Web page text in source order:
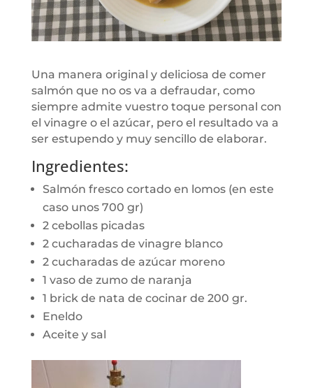
Una manera original y deliciosa de comer
salmón que no os va a defraudar, como
siempre admite vuestro toque personal con
el vinagre o el azúcar, pero el resultado va a
ser estupendo y muy sencillo de elaborar.
Ingredientes:
Salmón fresco cortado en lomos (en este
caso unos 700 gr)
2 cebollas picadas
2 cucharadas de vinagre blanco
2 cucharadas de azúcar moreno
1 vaso de zumo de naranja
1 brick de nata de cocinar de 200 gr.
Eneldo
Aceite y sal